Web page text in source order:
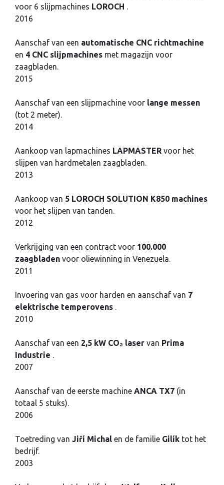
voor 6 slijpmachines LOROCH .
2016
Aanschaf van een automatische CNC richtmachine
en 4 CNC slijpmachines met magazijn voor
zaagbladen.
2015
Aanschaf van een slijpmachine voor lange messen
(tot 2 meter).
2014
Aankoop van lapmachines LAPMASTER voor het
slijpen van hardmetalen zaagbladen.
2013
Aankoop van 5 LOROCH SOLUTION K850 machines
voor het slijpen van tanden.
2012
Verkrijging van een contract voor 100.000
zaagbladen voor oliewinning in Venezuela.
2011
Invoering van gas voor harden en aanschaf van 7
elektrische temperovens .
2010
Aanschaf van een 2,5 kW CO₂ laser van Prima
Industrie .
2007
Aanschaf van de eerste machine ANCA TX7 (in
totaal 5 stuks).
2006
Toetreding van Jiří Michal en de familie Gilík tot het
bedrijf.
2003